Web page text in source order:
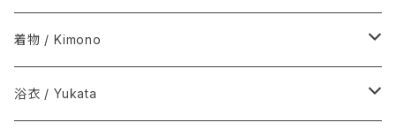
着物 / Kimono
木綿(片貝木綿ほか) / Cotton
浴衣 / Yukata